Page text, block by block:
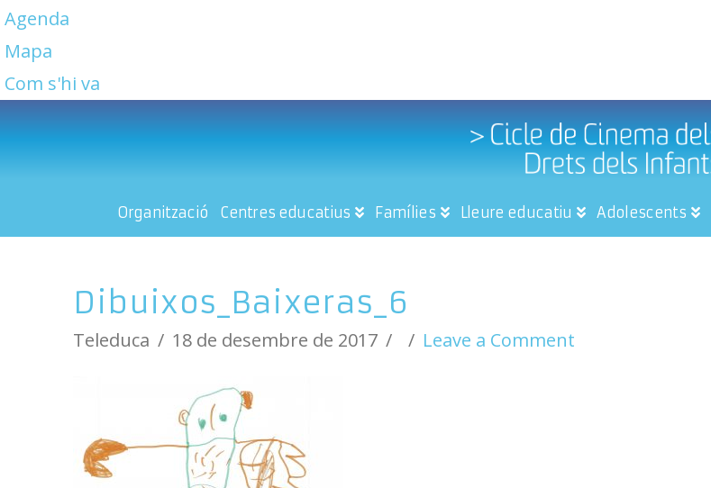
Agenda
Mapa
Com s'hi va
Organització Centres educatius Famílies Lleure educatiu Adolescents
Dibuixos_Baixeras_6
Teleduca 18 de desembre de 2017 Leave a Comment